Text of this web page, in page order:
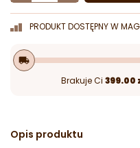
PRODUKT DOSTĘPNY W
local_shipping
Brakuje Ci 399.00
Opis produktu